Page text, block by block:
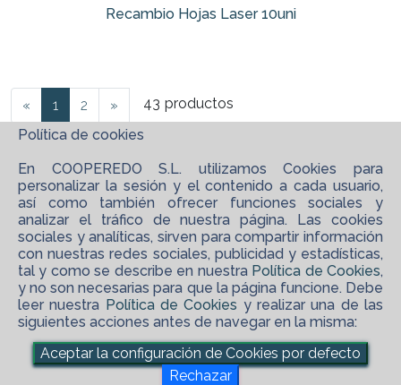
Recambio Hojas Laser 10uni
« 1 2 » 43 productos
maps_ugc
©2026 COOPEREDO S.L.
Software XgestEvo
Política de cookies
En COOPEREDO S.L. utilizamos Cookies para
personalizar la sesión y el contenido a cada usuario,
así como también ofrecer funciones sociales y
analizar el tráfico de nuestra página. Las cookies
sociales y analíticas, sirven para compartir información
con nuestras redes sociales, publicidad y estadísticas,
tal y como se describe en nuestra Política de Cookies,
y no son necesarias para que la página funcione. Debe
leer nuestra Política de Cookies y realizar una de las
siguientes acciones antes de navegar en la misma:
Aceptar la configuración de Cookies por defecto
Rechazar